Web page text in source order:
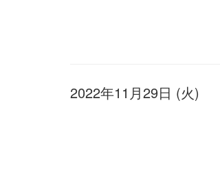
2022年11月29日 (火)